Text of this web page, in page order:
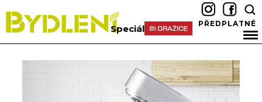
Speciál PŘEDPLATNÉ